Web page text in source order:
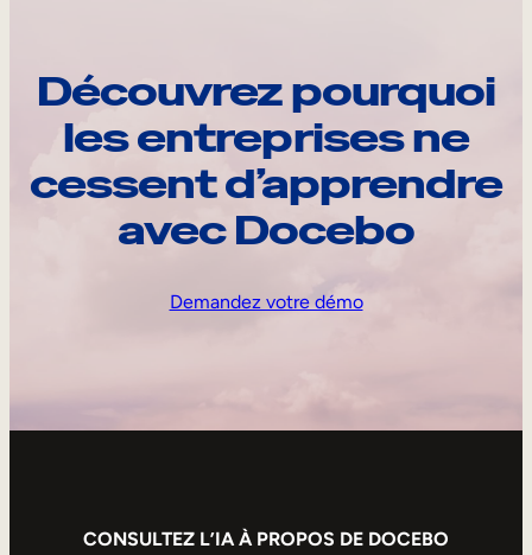
Découvrez pourquoi
les entreprises ne
cessent d’apprendre
avec Docebo
Demandez votre démo
CONSULTEZ L’IA À PROPOS DE DOCEBO